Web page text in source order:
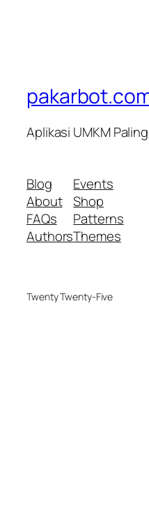
Aplikasi UMKM
Blog
About
FAQs
Authors
Events
Shop
Patterns
Themes
Twenty Twenty-Five